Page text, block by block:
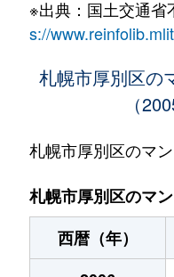
厚別北３条
厚別中央１条
厚別中央１条
厚別中央１条
※出典：国土交通省
s://
札幌市厚別区の
（
札幌市厚別区のマ
札幌市厚別区のマ
西暦（年）